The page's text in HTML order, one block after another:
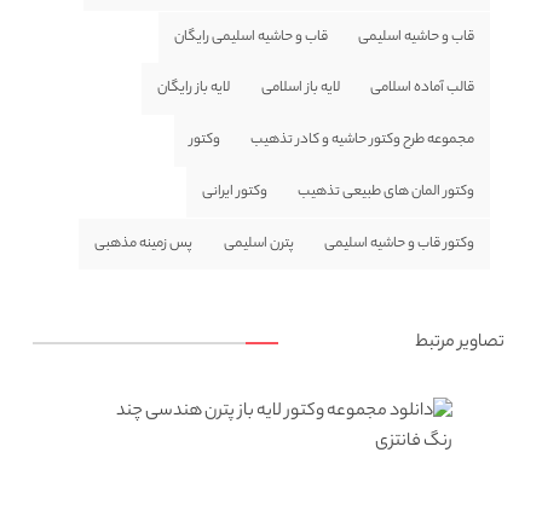
قاب و حاشیه اسلیمی قاب و حاشیه اسلیمی رایگان
قالب آماده اسلامی لایه باز اسلامی لایه باز رایگان
مجموعه طرح وکتور حاشیه و کادر تذهیب وکتور
وکتور المان های طبیعی تذهیب وکتور ایرانی
وکتور قاب و حاشیه اسلیمی پترن اسلیمی پس زمینه مذهبی
تصاویر مرتبط